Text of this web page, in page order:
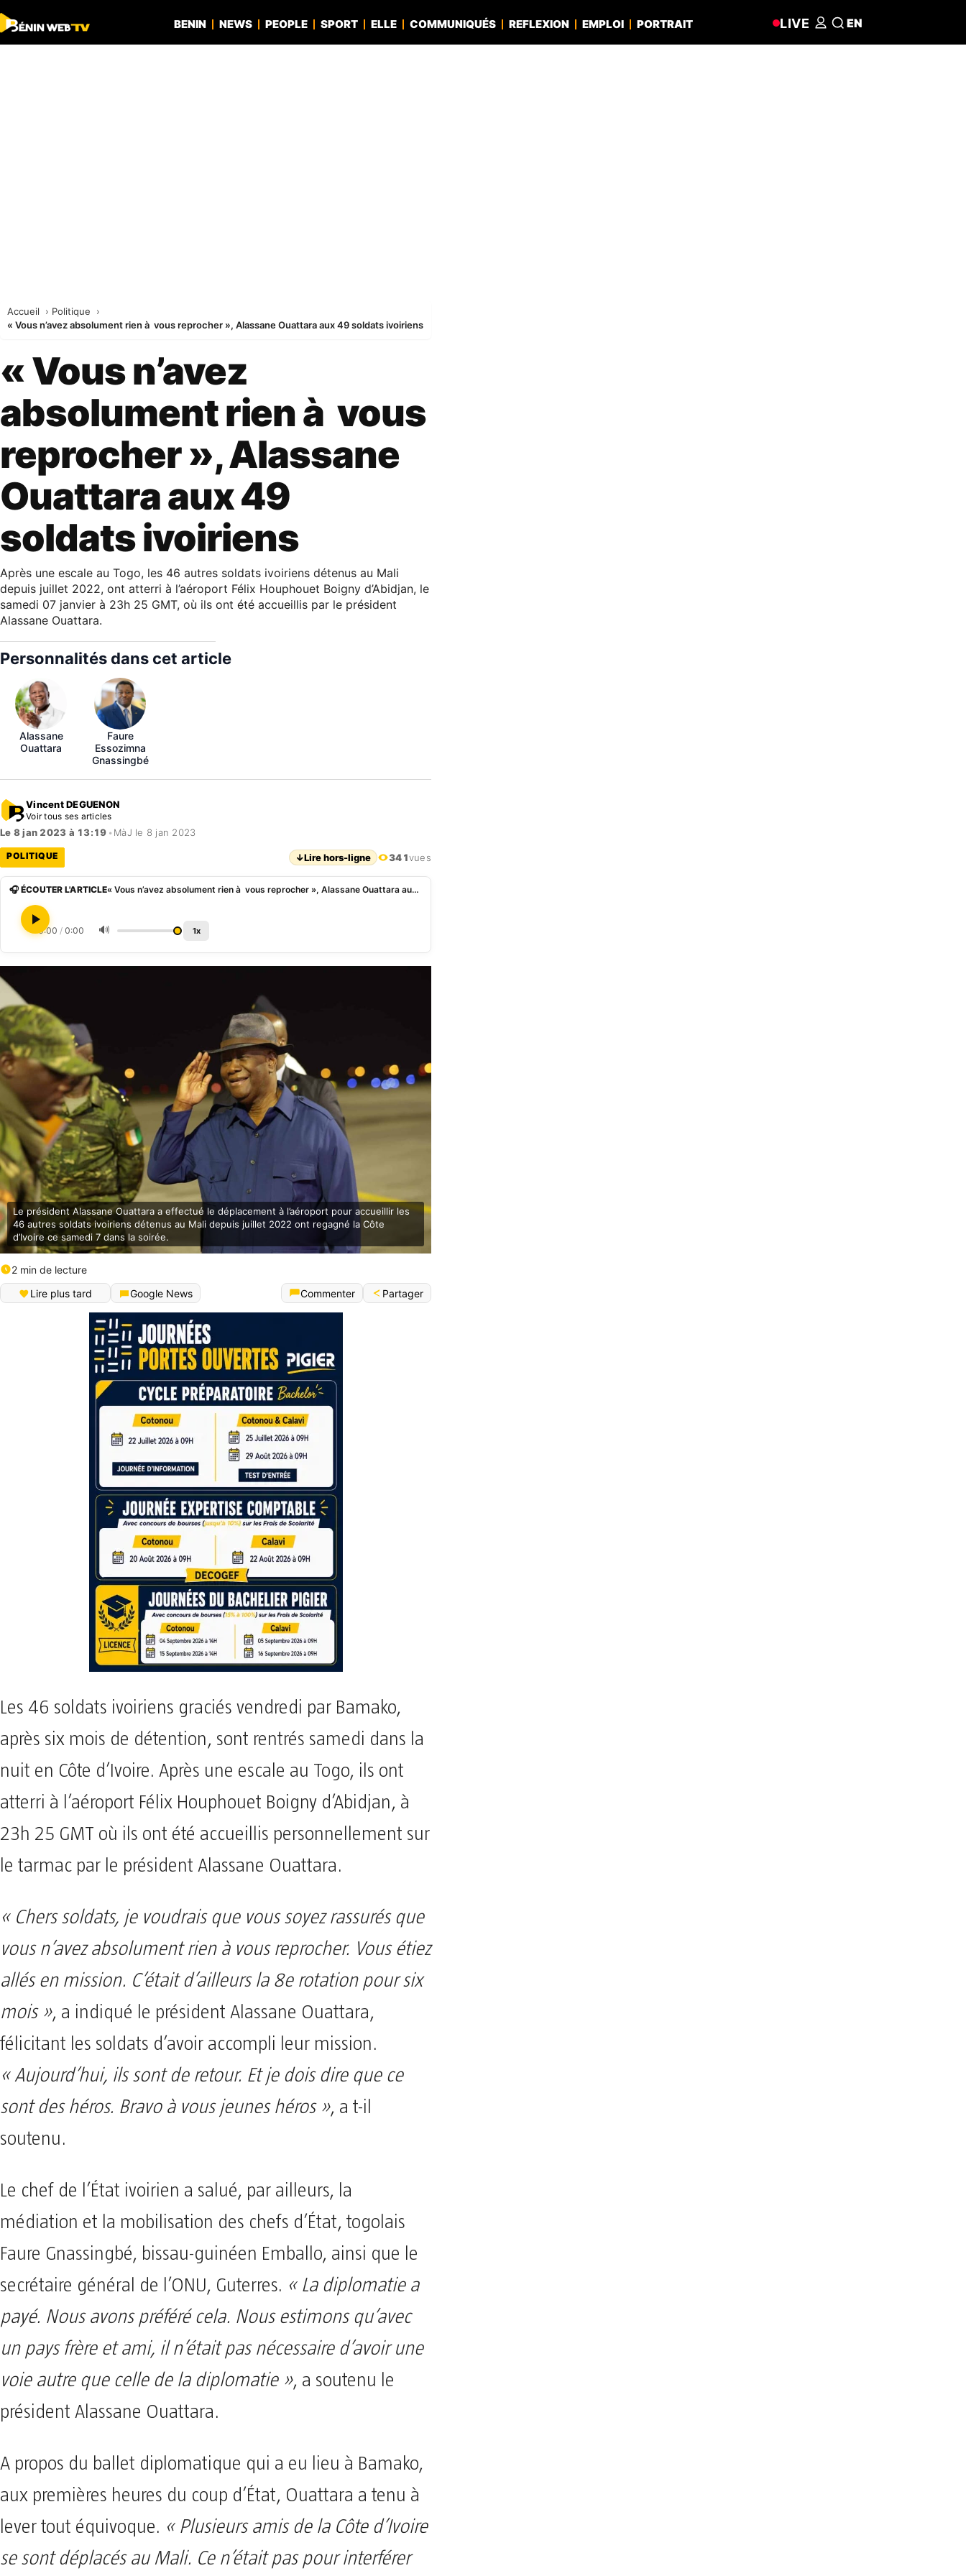
BENIN NEWS PEOPLE SPORT ELLE COMMUNIQUÉS REFLEXION EMPLOI PORTRAIT LIVE EN
Accueil
Politique
« Vous n’avez absolument rien à vous reprocher », Alassane Ouattara aux 49 soldats ivoiriens
« Vous n’avez
absolument rien à vous
reprocher », Alassane
Ouattara aux 49
soldats ivoiriens
Après une escale au Togo, les 46 autres soldats ivoiriens détenus au Mali
depuis juillet 2022, ont atterri à l’aéroport Félix Houphouet Boigny d’Abidjan, le
samedi 07 janvier à 23h 25 GMT, où ils ont été accueillis par le président
Alassane Ouattara.
Personnalités dans cet article
Alassane
Ouattara
Faure
Essozimna
Gnassingbé
Vincent DEGUENON
Voir tous ses articles
Le 8 jan 2023 à 13:19 • MàJ le 8 jan 2023
POLITIQUE ↓Lire hors-ligne 341vues
🎧 ÉCOUTER L'ARTICLE « Vous n’avez absolument rien à vous reprocher », Alassane Ouattara aux 49 soldats ivoiriens
0:00 / 0:00 🔊 1x
Le président Alassane Ouattara a effectué le déplacement à l’aéroport pour accueillir les
46 autres soldats ivoiriens détenus au Mali depuis juillet 2022 ont regagné la Côte
d’Ivoire ce samedi 7 dans la soirée.
2 min de lecture
Lire plus tard
Google News Commenter Partager
Les 46 soldats ivoiriens graciés vendredi par Bamako,
après six mois de détention, sont rentrés samedi dans la
nuit en Côte d’Ivoire. Après une escale au Togo, ils ont
atterri à l’aéroport Félix Houphouet Boigny d’Abidjan, à
23h 25 GMT où ils ont été accueillis personnellement sur
le tarmac par le président Alassane Ouattara.
« Chers soldats, je voudrais que vous soyez rassurés que
vous n’avez absolument rien à vous reprocher. Vous étiez
allés en mission. C’était d’ailleurs la 8e rotation pour six
mois », a indiqué le président Alassane Ouattara,
félicitant les soldats d’avoir accompli leur mission.
« Aujourd’hui, ils sont de retour. Et je dois dire que ce
sont des héros. Bravo à vous jeunes héros », a t-il
soutenu.
Le chef de l’État ivoirien a salué, par ailleurs, la
médiation et la mobilisation des chefs d’État, togolais
Faure Gnassingbé, bissau-guinéen Emballo, ainsi que le
secrétaire général de l’ONU, Guterres. « La diplomatie a
payé. Nous avons préféré cela. Nous estimons qu’avec
un pays frère et ami, il n’était pas nécessaire d’avoir une
voie autre que celle de la diplomatie », a soutenu le
président Alassane Ouattara.
A propos du ballet diplomatique qui a eu lieu à Bamako,
aux premières heures du coup d’État, Ouattara a tenu à
lever tout équivoque. « Plusieurs amis de la Côte d’Ivoire
se sont déplacés au Mali. Ce n’était pas pour interférer